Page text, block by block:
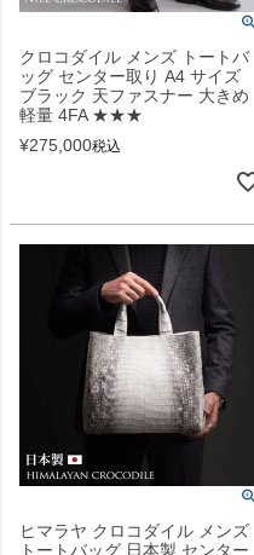
クロコダイル メンズ トートバ
ッグ センター取り A4 サイズ
ブラック 天ファスナー 大きめ
軽量 4FA ★★★
¥275,000税込
ヒマラヤ クロコダイル メンズ
トートバッグ 日本製 センター